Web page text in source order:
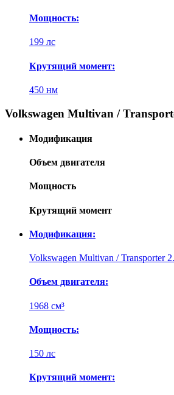
Мощность:
199 лс
Крутящий момент:
450 нм
Volkswagen Multivan /
Модификация
Объем двигателя
Мощность
Крутящий момент
Модификация:
Volkswagen Multivan / Transporter
Объем двигателя:
1968 см³
Мощность:
150 лс
Крутящий момент: